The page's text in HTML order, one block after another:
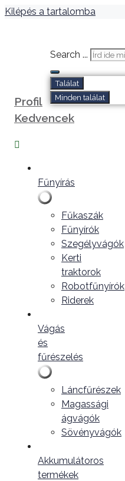
Kilépés a tartalomba
Search ...
Találat
Minden találat
Profil
Kedvencek
Fűnyírás
Fűkaszák
Fűnyírók
Szegélyvágók
Kerti
traktorok
Robotfűnyírók
Riderek
Vágás
és
fűrészelés
Láncfűrészek
Magassági
ágvágók
Sövényvágók
Akkumulátoros
termékek